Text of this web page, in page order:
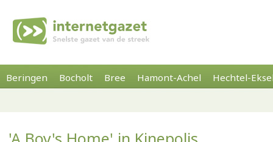
Beringen Bocholt Bree Hamont-Achel Hechtel-